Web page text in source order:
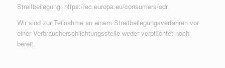
Streitbeilegung: https://ec.europa.eu/consumers/odr
Wir sind zur Teilnahme an einem Streitbeilegungsverfahren vor
einer Verbraucherschlichtungsstelle weder verpflichtet noch
bereit.